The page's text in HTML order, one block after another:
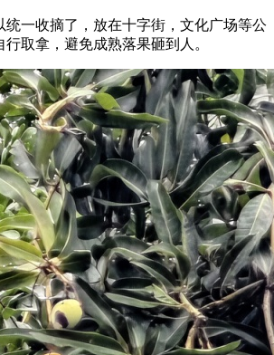
统一收摘了，放在十字街，文化广场等公
取拿，避免成熟落果砸到人。